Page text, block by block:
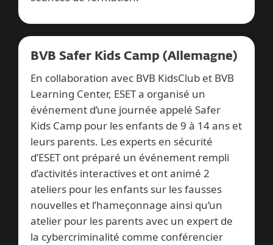
BVB Safer Kids Camp (Allemagne)
En collaboration avec BVB KidsClub et BVB
Learning Center, ESET a organisé un
événement d’une journée appelé Safer
Kids Camp pour les enfants de 9 à 14 ans et
leurs parents. Les experts en sécurité
d’ESET ont préparé un événement rempli
d’activités interactives et ont animé 2
ateliers pour les enfants sur les fausses
nouvelles et l’hameçonnage ainsi qu’un
atelier pour les parents avec un expert de
la cybercriminalité comme conférencier